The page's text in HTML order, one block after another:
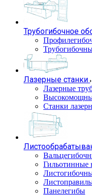
Трубогибочное
Лазерные станки
Лазерные
Станки
Панелегибы